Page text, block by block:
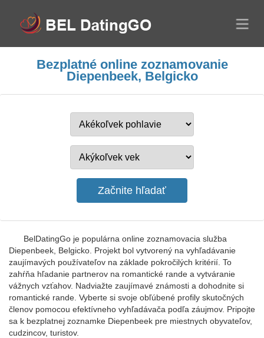
Bezplatné online zoznamovanie
Diepenbeek, Belgicko
BelDatingGo je populárna online zoznamovacia služba
Diepenbeek, Belgicko. Projekt bol vytvorený na vyhľadávanie
zaujímavých používateľov na základe pokročilých kritérií. To
zahŕňa hľadanie partnerov na romantické rande a vytváranie
vážnych vzťahov. Nadviažte zaujímavé známosti a dohodnite si
romantické rande. Vyberte si svoje obľúbené profily skutočných
členov pomocou efektívneho vyhľadávača podľa záujmov. Pripojte
sa k bezplatnej zoznamke Diepenbeek pre miestnych obyvateľov,
cudzincov, turistov.